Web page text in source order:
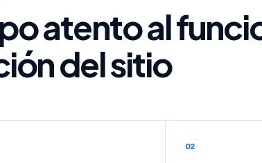
atento al
del sitio
02